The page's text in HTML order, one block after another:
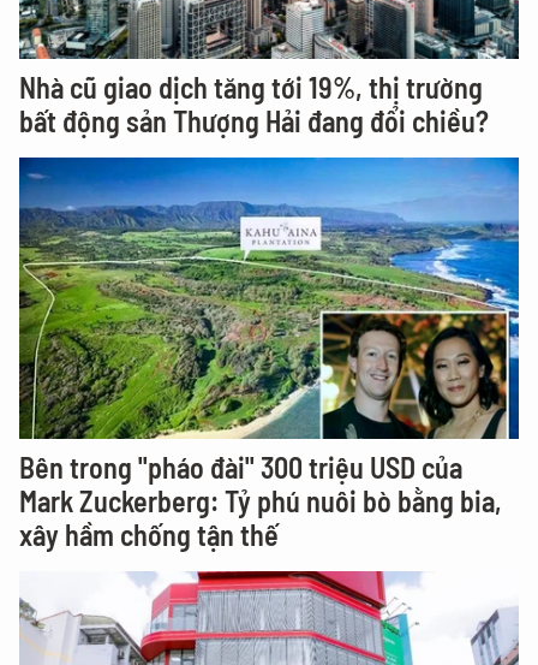
Nhà cũ giao dịch tăng tới 19%, thị trường
bất động sản Thượng Hải đang đổi chiều?
Bên trong "pháo đài" 300 triệu USD của
Mark Zuckerberg: Tỷ phú nuôi bò bằng bia,
xây hầm chống tận thế